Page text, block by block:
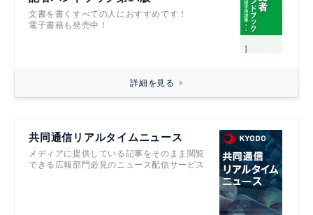
文書を書くすべての人におすすめです！
電子書籍も発売中！
詳細を見る
共同通信リアルタイムニュース
メディアに提供している記事をそのまま閲覧
できる広報部門必見のニュース配信サービス